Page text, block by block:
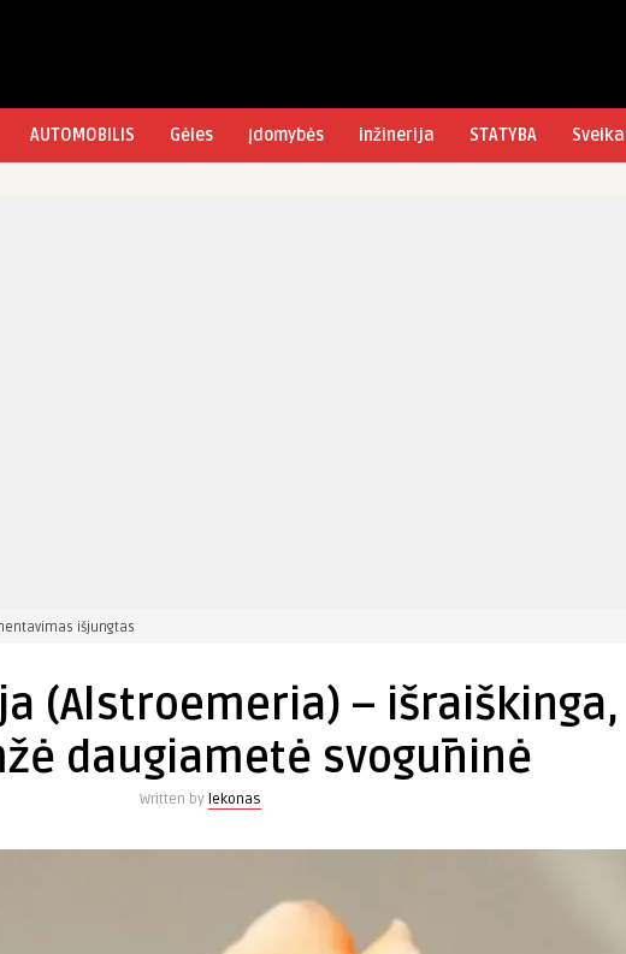
AUTOMOBILIS Gėles Įdomybės inžinerija STATYBA
išjungtas
ilgaamžė
daugiametė
(Alstroemeria) – išraiškinga,
daugiametė svogūninė
Written by lekonas